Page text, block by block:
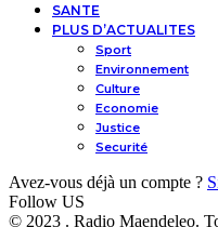
SANTE
PLUS D’ACTUALITES
Sport
Environnement
Culture
Economie
Justice
Securité
Avez-vous déjà un compte ?
Follow US
© 2023 . Radio Maendeleo.